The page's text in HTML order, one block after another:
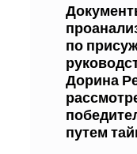
по
Дорина
путем